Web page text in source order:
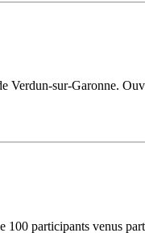
sur-Garonne.
participants venus